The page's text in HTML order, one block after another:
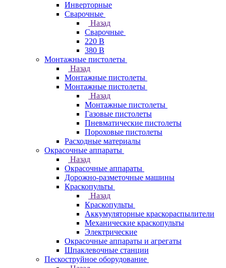
Инверторные
Сварочные
Назад
Сварочные
220 В
380 В
Монтажные пистолеты
Назад
Монтажные пистолеты
Монтажные пистолеты
Назад
Монтажные пистолеты
Газовые пистолеты
Пневматические пистолеты
Пороховые пистолеты
Расходные материалы
Окрасочные аппараты
Назад
Окрасочные аппараты
Дорожно-разметочные машины
Краскопульты
Назад
Краскопульты
Аккумуляторные краскораспылители
Механические краскопульты
Электрические
Окрасочные аппараты и агрегаты
Шпаклевочные станции
Пескоструйное оборудование